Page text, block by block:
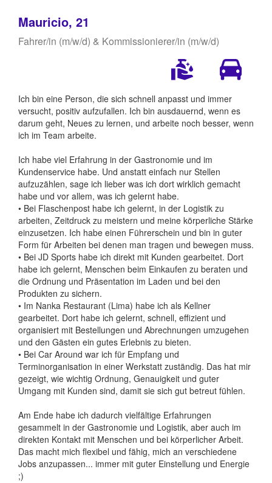
Mauricio, 21
Fahrer/in (m/w/d) & Kommissionierer/in (m/w/d)
Ich bin eine Person, die sich schnell anpasst und immer
versucht, positiv aufzufallen. Ich bin ausdauernd, wenn es
darum geht, Neues zu lernen, und arbeite noch besser, wenn
ich im Team arbeite.
Ich habe viel Erfahrung in der Gastronomie und im
Kundenservice habe. Und anstatt einfach nur Stellen
aufzuzählen, sage ich lieber was ich dort wirklich gemacht
habe und vor allem, was ich gelernt habe.
• Bei Flaschenpost habe ich gelernt, in der Logistik zu
arbeiten, Zeitdruck zu meistern und meine körperliche Stärke
einzusetzen. Ich habe einen Führerschein und bin in guter
Form für Arbeiten bei denen man tragen und bewegen muss.
• Bei JD Sports habe ich direkt mit Kunden gearbeitet. Dort
habe ich gelernt, Menschen beim Einkaufen zu beraten und
die Ordnung und Präsentation im Laden und bei den
Produkten zu sichern.
• Im Nanka Restaurant (Lima) habe ich als Kellner
gearbeitet. Dort habe ich gelernt, schnell, effizient und
organisiert mit Bestellungen und Abrechnungen umzugehen
und den Gästen ein gutes Erlebnis zu bieten.
• Bei Car Around war ich für Empfang und
Terminorganisation in einer Werkstatt zuständig. Das hat mir
gezeigt, wie wichtig Ordnung, Genauigkeit und guter
Umgang mit Kunden sind, damit sie sich gut betreut fühlen.
Am Ende habe ich dadurch vielfältige Erfahrungen
gesammelt in der Gastronomie und Logistik, aber auch im
direkten Kontakt mit Menschen und bei körperlicher Arbeit.
Das macht mich flexibel und fähig, mich an verschiedene
Jobs anzupassen... immer mit guter Einstellung und Energie
;)